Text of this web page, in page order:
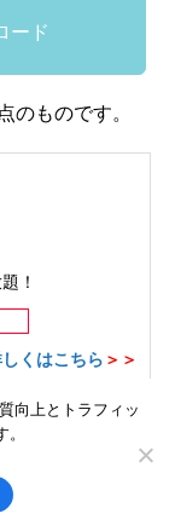
ード
のものです。
！
くはこちら ＞＞
向上とトラフィッ